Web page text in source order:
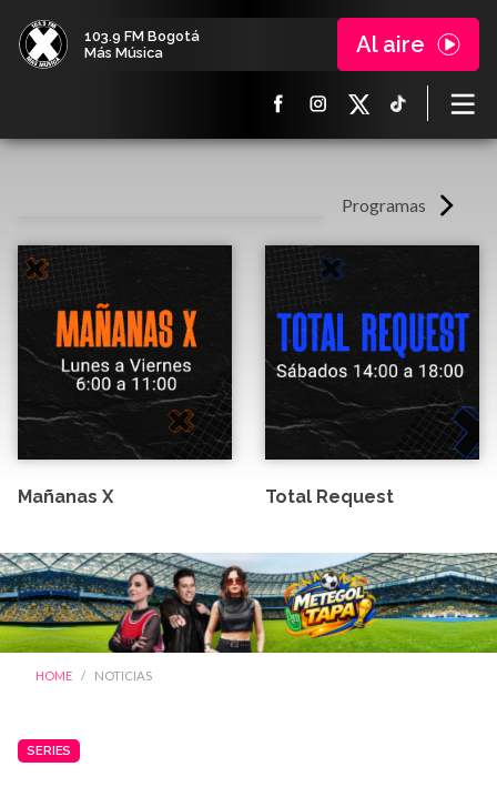
103.9 FM Bogotá
Más Música
Al aire
Programas
Mañanas X Total Request
HOME NOTICIAS
SERIES